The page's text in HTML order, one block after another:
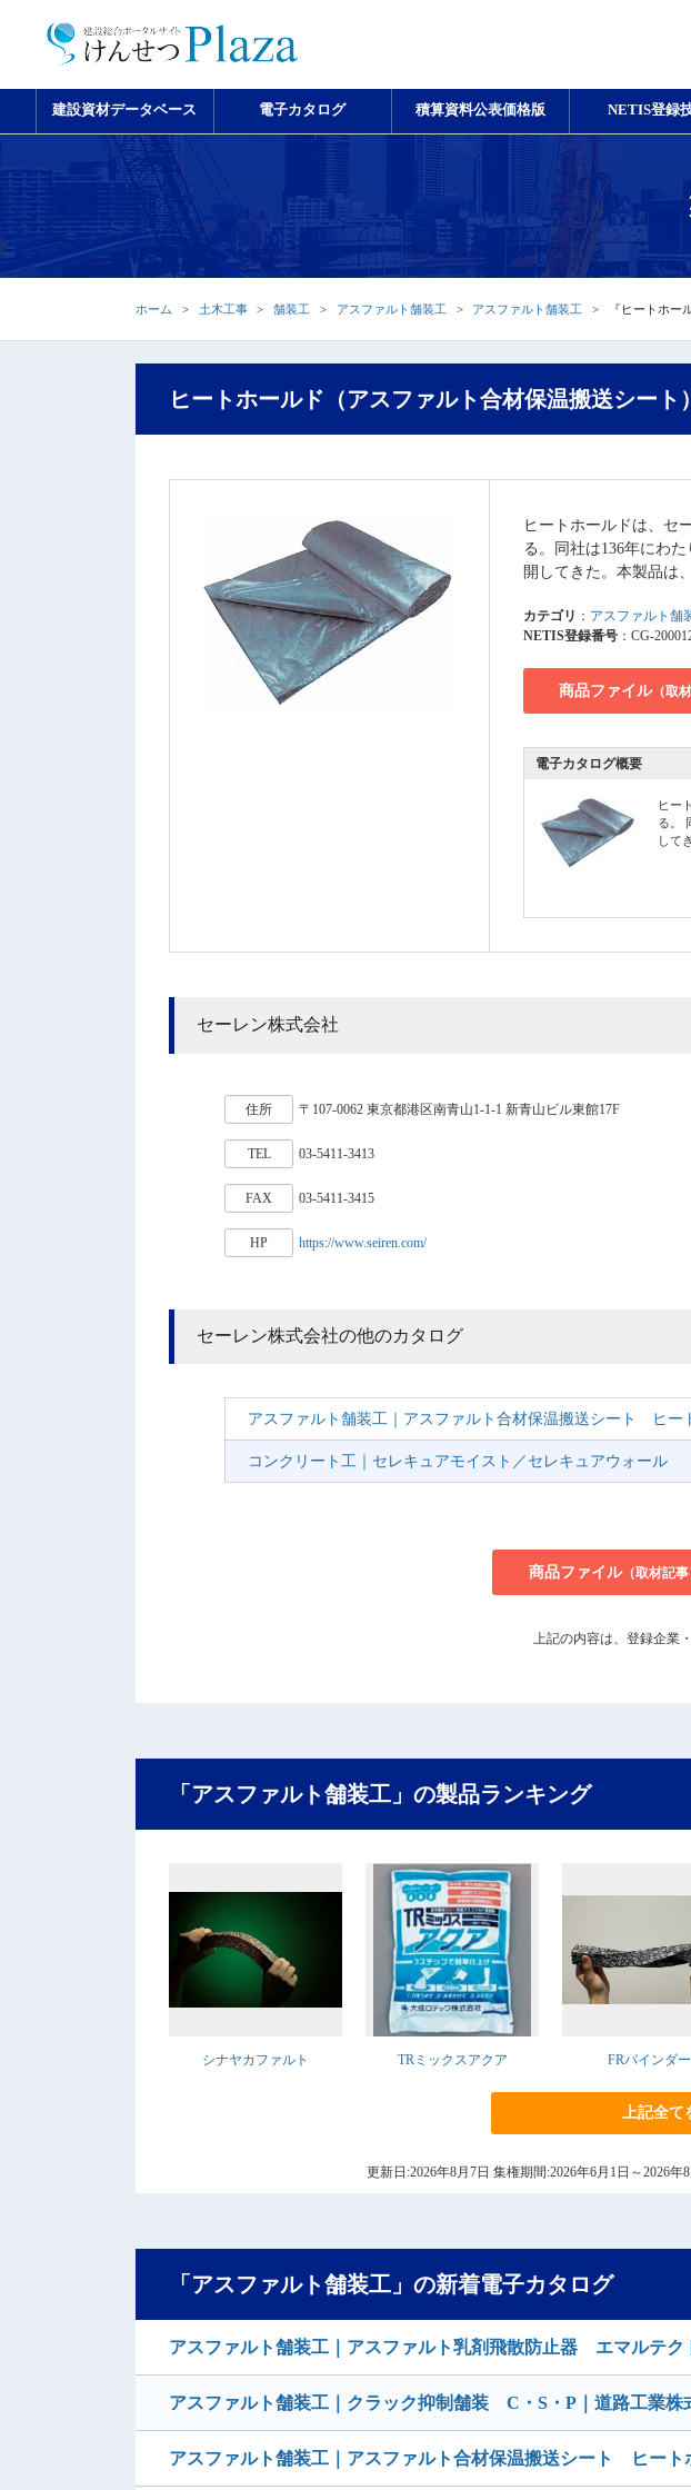
建設資材データベース 電子カタログ 積算資料公表価格版 NETIS登録
ホーム 土木工事 舗装工 アスファルト舗装工 アスファルト舗装工 『ヒートホー
ヒートホールド（アスファルト合材保温搬送シート
ヒートホールドは、セ
る。同社は136年にわ
開してきた。本製品は
カテゴリ ： アスファルト舗
NETIS登録番号：CG-
商品ファイル（取
電子カタログ概要
ヒー
る。
して
セーレン株式会社
住所 〒107-0062 東京都港区南青山1-1-1 新青山ビル東館17F
TEL 03-5411-3413
FAX 03-5411-3415
HP https://www.seiren.com/
セーレン株式会社の他のカタログ
アスファルト舗装工｜アスファルト合材保温搬送シート ヒー
コンクリート工｜セレキュアモイスト／セレキュアウォール
商品ファイル（取材記事
上記の内容は、登録企業
「アスファルト舗装工」の製品ランキング
シナヤカファルト TRミックスアクア FRバインダー
上記全て
更新日:2026年8月7日 集権期間:2026年6月1日～2026
「アスファルト舗装工」の新着電子カタログ
アスファルト舗装工｜アスファルト乳剤飛散防止器 エマルテク
アスファルト舗装工｜クラック抑制舗装 C・S・P｜道路工業株
アスファルト舗装工｜アスファルト合材保温搬送シート ヒート